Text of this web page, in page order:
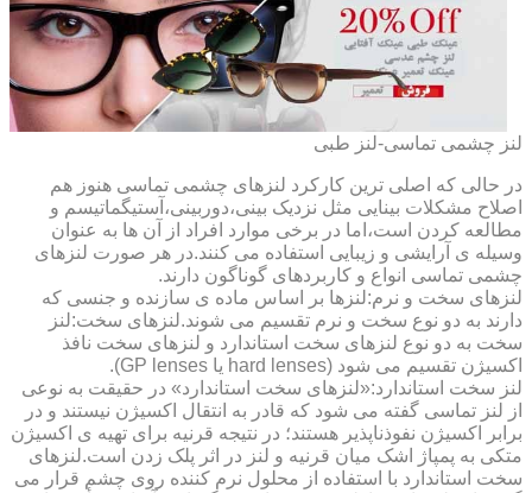
لنز چشمی تماسی-لنز طبی
در حالی که اصلی ترین کارکرد لنزهای چشمی تماسی هنوز هم
اصلاح مشکلات بینایی مثل نزدیک بینی،دوربینی،آستیگماتیسم و
مطالعه کردن است،اما در برخی موارد افراد از آن ها به عنوان
وسیله ی آرایشی و زیبایی استفاده می کنند.در هر صورت لنزهای
چشمی تماسی انواع و کاربردهای گوناگون دارند.
لنزهای سخت و نرم:لنزها بر اساس ماده ی سازنده و جنسی که
دارند به دو نوع سخت و نرم تقسیم می شوند.لنزهای سخت:لنز
سخت به دو نوع لنزهای سخت استاندارد و لنزهای سخت نافذ
اکسیژن تقسیم می شود (hard lenses یا GP lenses).
لنز سخت استاندارد:«لنزهای سخت استاندارد» در حقیقت به نوعی
از لنز تماسی گفته می شود که قادر به انتقال اکسیژن نیستند و در
برابر اکسیژن نفوذناپذیر هستند؛ در نتیجه قرنیه برای تهیه ی اکسیژن
متکی به پمپاژ اشک میان قرنیه و لنز در اثر پلک زدن است.لنزهای
سخت استاندارد با استفاده از محلول نرم کننده روی چشم قرار می